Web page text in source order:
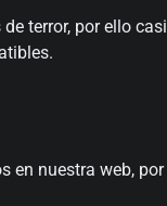
terror, por ello casi
en nuestra web, por